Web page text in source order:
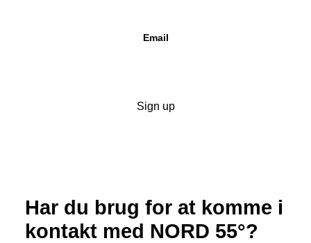
Email
Har du brug for at komme i
kontakt med NORD 55°?